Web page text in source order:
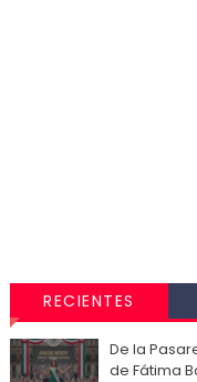
RECIENTES
De la
de Fátima